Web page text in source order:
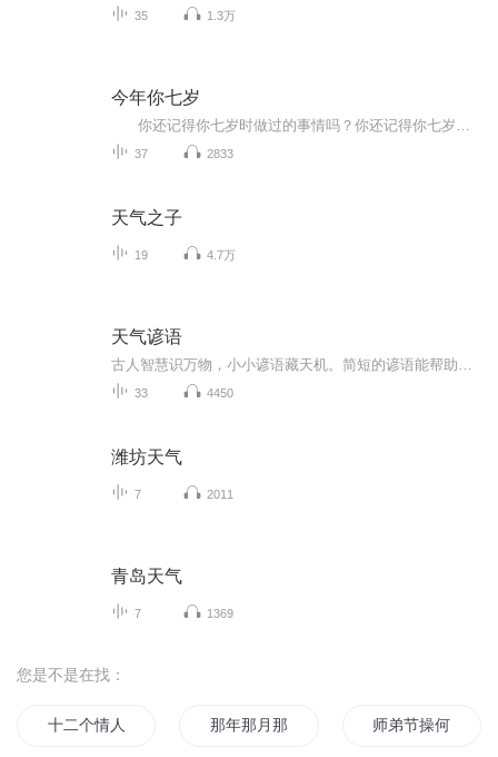
35 1.3万
今年你七岁
37 2833
天气之子
19 4.7万
天气谚语
33 4450
潍坊天气
7 2011
青岛天气
7 1369
您是不是在找：
十二个情人节 那年那月那时节 师弟节操何在